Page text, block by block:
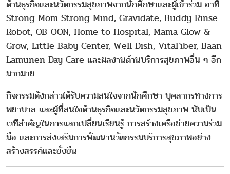
ด้านธุรกิจและนวัตกรรมสุขภาพจากนักศึกษาและผู้เข้าร่วม อาทิ
Strong Mom Strong Mind, Gravidate, Buddy Rinse
Robot, OB-OON, Home to Hospital, Mama Glow &
Grow, Little Baby Center, Well Dish, VitaFiber, Baan
Lamunen Day Care และผลงานด้านบริการสุขภาพอื่น ๆ อีก
มากมาย
กิจกรรมดังกล่าวได้รับความสนใจจากนักศึกษา บุคลากรทางการ
พยาบาล และผู้ที่สนใจด้านธุรกิจและนวัตกรรมสุขภาพ นับเป็น
เวทีสำคัญในการแลกเปลี่ยนเรียนรู้ การสร้างเครือข่ายความร่วม
มือ และการส่งเสริมการพัฒนานวัตกรรมบริการสุขภาพอย่าง
สร้างสรรค์และยั่งยืน